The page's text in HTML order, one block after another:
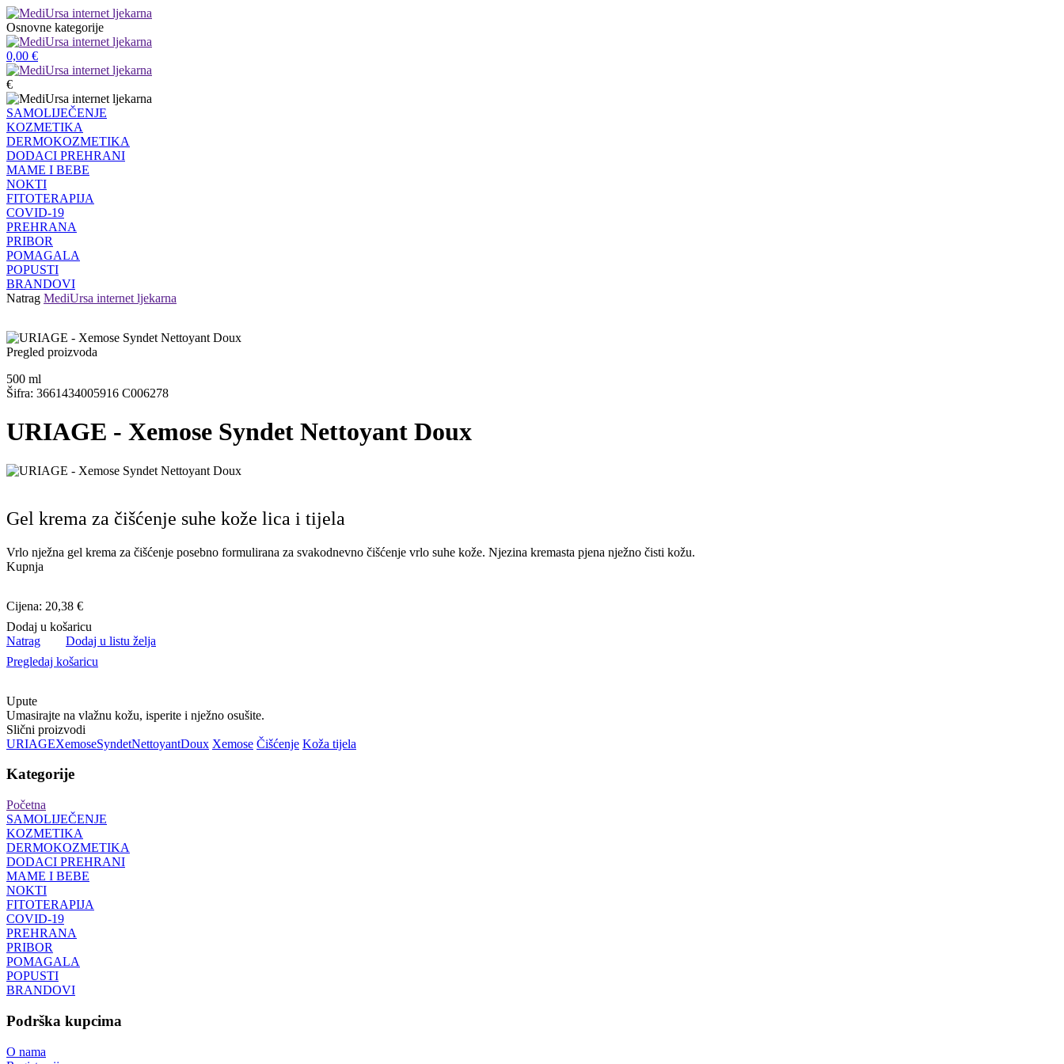
Osnovne kategorije
0,00 €
€
SAMOLIJEČENJE
KOZMETIKA
DERMOKOZMETIKA
DODACI PREHRANI
MAME I BEBE
NOKTI
FITOTERAPIJA
COVID-19
PREHRANA
PRIBOR
POMAGALA
POPUSTI
BRANDOVI
Natrag MediUrsa internet ljekarna
Pregled proizvoda
500 ml
Šifra: 3661434005916 C006278
URIAGE - Xemose Syndet Nettoyant Doux
Gel krema za čišćenje suhe kože lica i tijela
Vrlo nježna gel krema za čišćenje posebno formulirana za svakodnevno čišćenje vrlo suhe kože. Njezina kremasta pjena nježno čisti kožu.
Kupnja
Cijena: 20,38 €
Dodaj u košaricu
Natrag
Dodaj u listu želja
Pregledaj košaricu
Upute
Umasirajte na vlažnu kožu, isperite i nježno osušite.
Slični proizvodi
URIAGEXemoseSyndetNettoyantDoux Xemose Čišćenje Koža tijela
Kategorije
Početna
SAMOLIJEČENJE
KOZMETIKA
DERMOKOZMETIKA
DODACI PREHRANI
MAME I BEBE
NOKTI
FITOTERAPIJA
COVID-19
PREHRANA
PRIBOR
POMAGALA
POPUSTI
BRANDOVI
Podrška kupcima
O nama